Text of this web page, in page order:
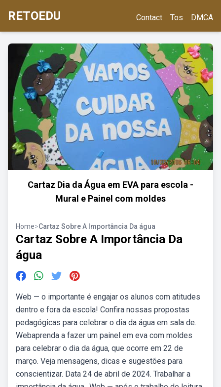
RETOEDU Contact Tos DMCA
Cartaz Dia da Água em EVA para escola -
Mural e Painel com moldes
Home>Cartaz Sobre A Importância Da água
Cartaz Sobre A Importância Da
água
Web — o importante é engajar os alunos com atitudes
dentro e fora da escola! Confira nossas propostas
pedagógicas para celebrar o dia da água em sala de.
Webaprenda a fazer um painel em eva com moldes
para celebrar o dia da água, que ocorre em 22 de
março. Veja mensagens, dicas e sugestões para
conscientizar. Data 24 de abril de 2024. Trabalhar a